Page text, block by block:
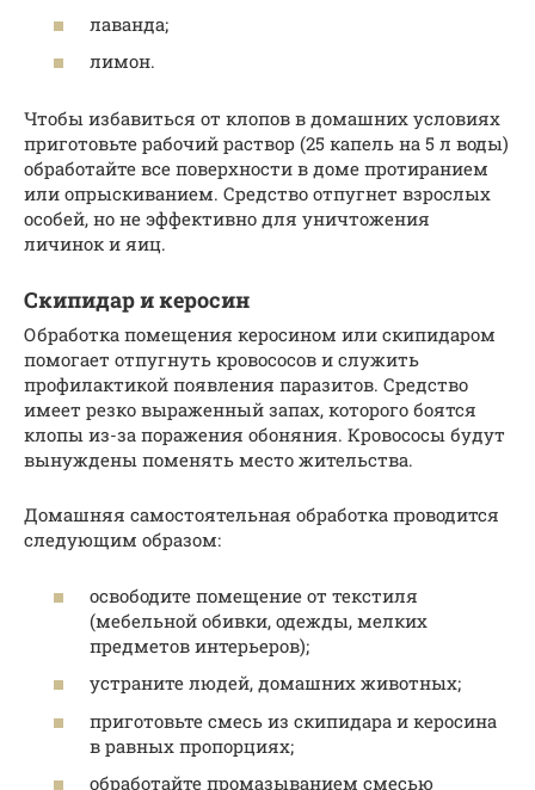
лаванда;
лимон.
Чтобы избавиться от клопов в домашних условиях
приготовьте рабочий раствор (25 капель на 5 л воды)
обработайте все поверхности в доме протиранием
или опрыскиванием. Средство отпугнет взрослых
особей, но не эффективно для уничтожения
личинок и яиц.
Скипидар и керосин
Обработка помещения керосином или скипидаром
помогает отпугнуть кровососов и служить
профилактикой появления паразитов. Средство
имеет резко выраженный запах, которого боятся
клопы из-за поражения обоняния. Кровососы будут
вынуждены поменять место жительства.
Домашняя самостоятельная обработка проводится
следующим образом:
освободите помещение от текстиля
(мебельной обивки, одежды, мелких
предметов интерьеров);
устраните людей, домашних животных;
приготовьте смесь из скипидара и керосина
в равных пропорциях;
обработайте промазыванием смесью